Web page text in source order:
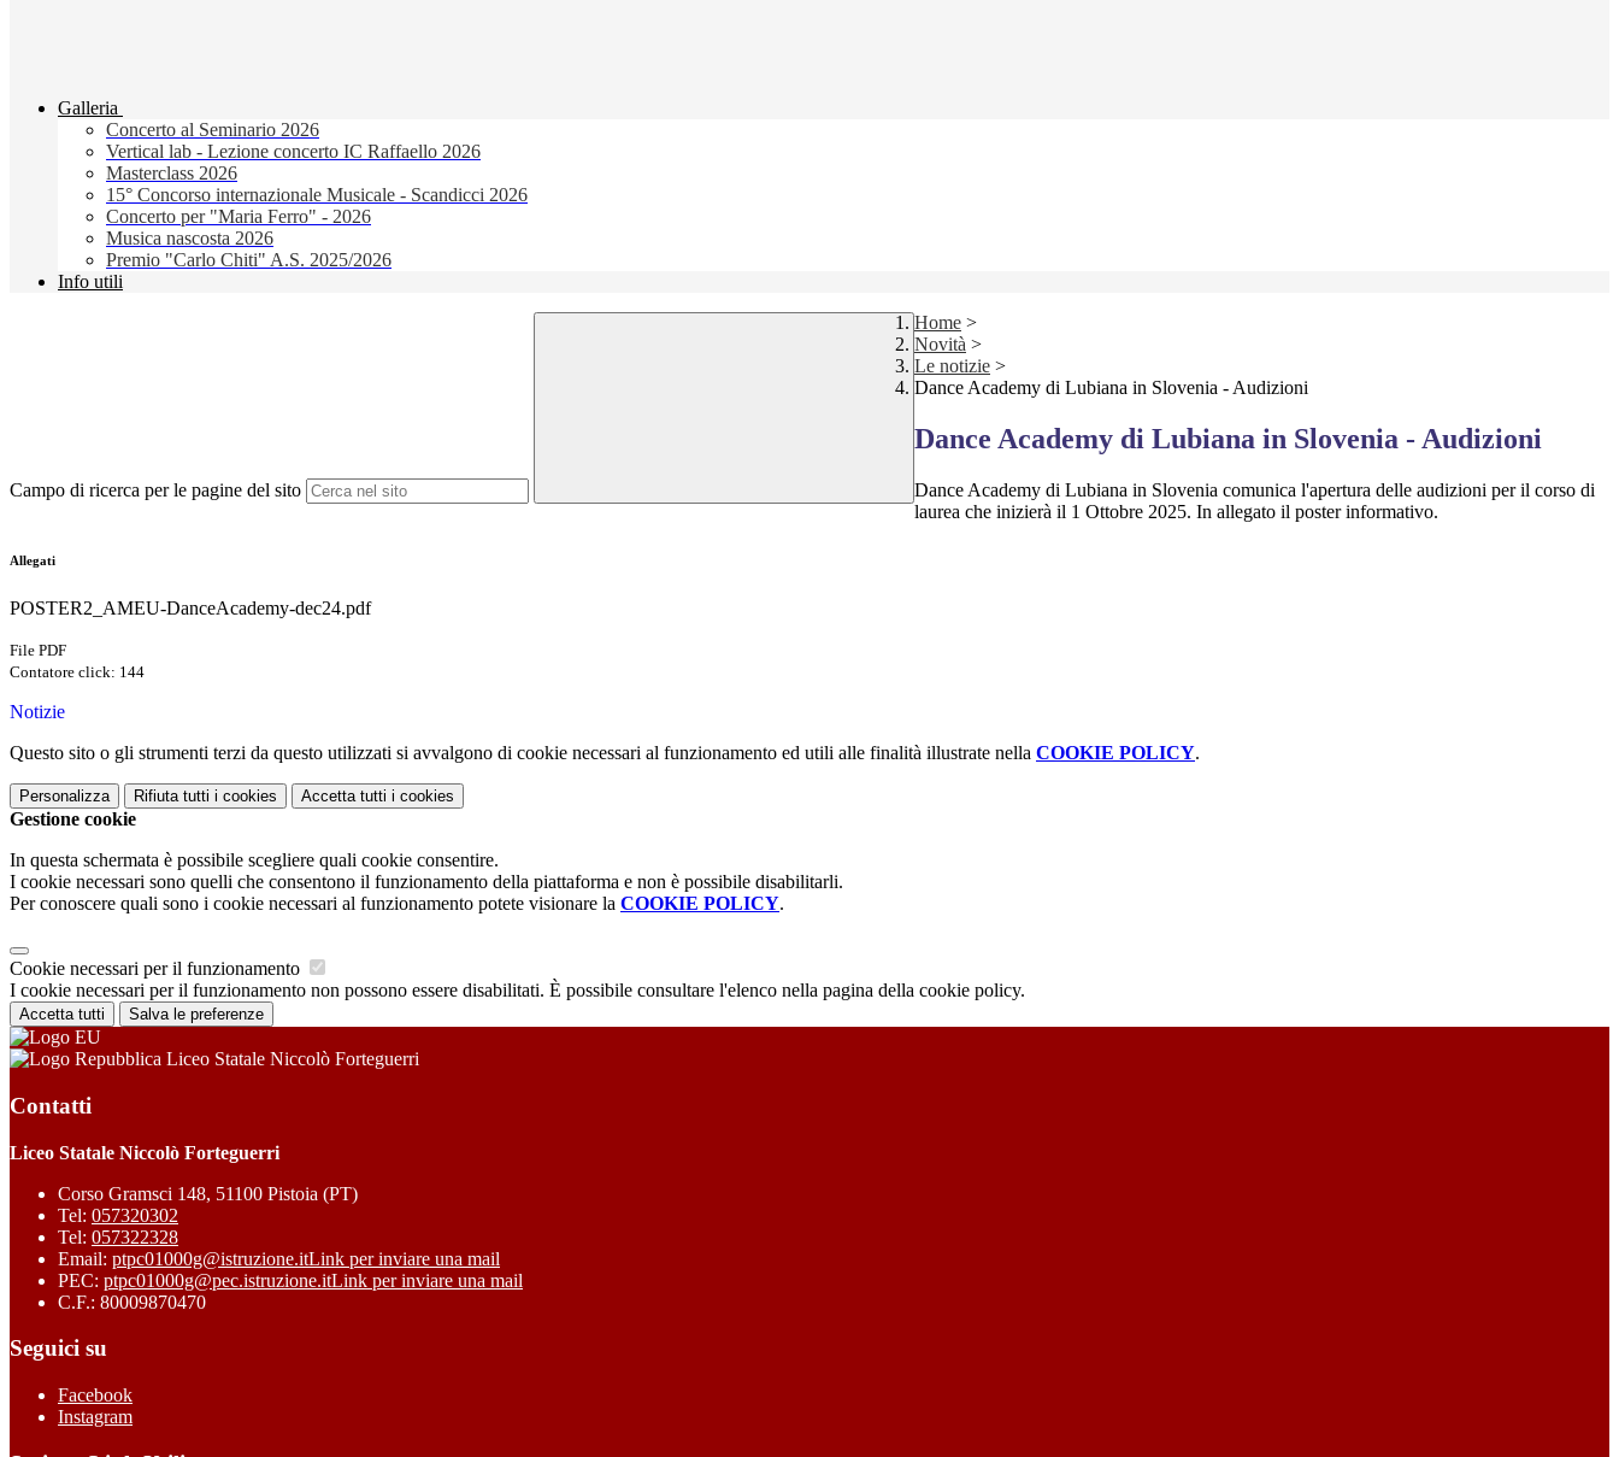
Galleria
Concerto al Seminario 2026
Vertical lab - Lezione concerto IC Raffaello 2026
Masterclass 2026
15° Concorso internazionale Musicale - Scandicci 2026
Concerto per "Maria Ferro" - 2026
Musica nascosta 2026
Premio "Carlo Chiti" A.S. 2025/2026
Info utili
Campo di ricerca per le pagine del sito
Home >
Novità >
Le notizie >
Dance Academy di Lubiana in Slovenia - Audizioni
Dance Academy di Lubiana in Slovenia - Audizioni
Dance Academy di Lubiana in Slovenia comunica l'apertura delle audizioni per il corso di
laurea che inizierà il 1 Ottobre 2025. In allegato il poster informativo.
Allegati
POSTER2_AMEU-DanceAcademy-dec24.pdf
File PDF
Contatore click: 144
Notizie
Questo sito o gli strumenti terzi da questo utilizzati si avvalgono di cookie necessari al funzionamento ed utili alle finalità illustrate nella COOKIE POLICY.
Personalizza Rifiuta tutti i cookies Accetta tutti i cookies
Gestione cookie
In questa schermata è possibile scegliere quali cookie consentire.
I cookie necessari sono quelli che consentono il funzionamento della piattaforma e non è possibile disabilitarli.
Per conoscere quali sono i cookie necessari al funzionamento potete visionare la COOKIE POLICY.
Cookie necessari per il funzionamento
I cookie necessari per il funzionamento non possono essere disabilitati. È possibile consultare l'elenco nella pagina della cookie policy.
Accetta tutti Salva le preferenze
Liceo Statale Niccolò Forteguerri
Contatti
Liceo Statale Niccolò Forteguerri
Corso Gramsci 148, 51100 Pistoia (PT)
Tel: 057320302
Tel: 057322328
Email: ptpc01000g@istruzione.itLink per inviare una mail
PEC: ptpc01000g@pec.istruzione.itLink per inviare una mail
C.F.: 80009870470
Seguici su
Facebook
Instagram